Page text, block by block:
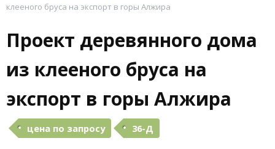
клееного бруса на экспорт в горы Алжира
Проект деревянного дома
из клееного бруса на
экспорт в горы Алжира
цена по запросу 36-Д